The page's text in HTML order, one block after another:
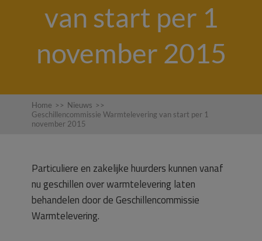
van start per 1
november 2015
Home >> Nieuws >>
Geschillencommissie Warmtelevering van start per 1
november 2015
Particuliere en zakelijke huurders kunnen vanaf
nu geschillen over warmtelevering laten
behandelen door de Geschillencommissie
Warmtelevering.